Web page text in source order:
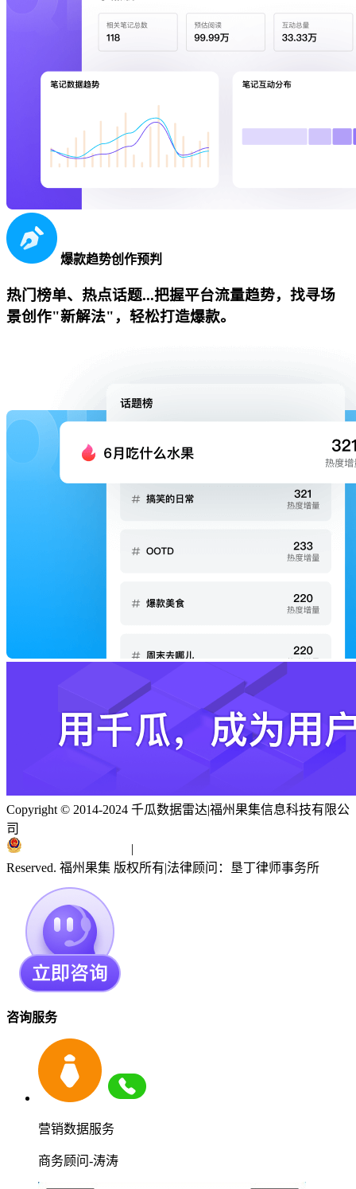
爆款趋势创作预判
热门榜单、热点话题...把握平台流量趋势，找寻场
景创作"新解法"，轻松打造爆款。
Copyright © 2014-2024 千瓜数据雷达|福州果集信息科技有限公
司
|
Reserved. 福州果集 版权所有|法律顾问：垦丁律师事务所
咨询服务
营销数据服务
商务顾问-涛涛